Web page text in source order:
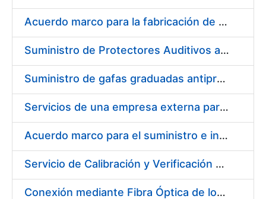
Erakutsi/Ezkutatu
Acuerdo marco para la fabricación de piezas
Suministro de Protectores Auditivos a medida para las personas trabajadoras de los Centros de Trabajo de Madrid y Burgos
Suministro de gafas graduadas antiproyecciones para los trabajadores de la FNMT-RCM en los centros de trabajo de Madrid y Burgos
Servicios de una empresa externa para el asesoramiento y resolución de los recursos de alzada que se presentan relacionados con procesos de selección para la FNMT-RCM
Acuerdo marco para el suministro e instalación de persianas, estores y otros complementos
Servicio de Calibración y Verificación Externa de los Equipos de Medición del Servicio de Prevención de la FNMT-RCM
Conexión mediante Fibra Óptica de los Centros de Proceso de Datos (CPDs) de las sedes de la FNMT-RCM de Burgos y Madrid